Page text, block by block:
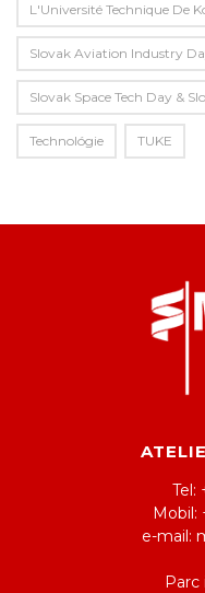
L'Université Technique De
Slovak Aviation Industry
Slovak Space Tech Day &
Technológie TUKE
Tel:
Mobil:
e-mail:
Parc